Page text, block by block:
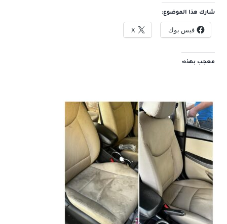
شارك هذا الموضوع:
فيس بوك X
معجب بهذه: